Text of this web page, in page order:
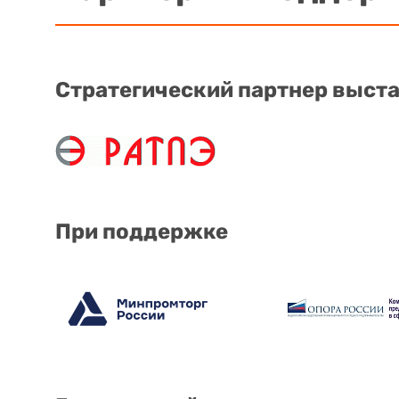
Стратегический партнер
При поддержке